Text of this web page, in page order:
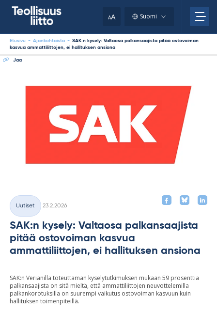
AA Suomi
Etusivu - Ajankohtaista - SAK:n kysely: Valtaosa palkansaajista pitää ostovoiman
kasvua ammattiliittojen, ei hallituksen ansiona
Jaa
Kategoriat
Uutiset
23.2.2026
SAK:n kysely: Valtaosa palkansaajista
pitää ostovoiman kasvua
ammattiliittojen, ei hallituksen ansiona
SAK:n Verianilla toteuttaman kyselytutkimuksen mukaan 59 prosenttia
palkansaajista on sitä mieltä, että ammattiliittojen neuvottelemilla
palkankorotuksilla on suurempi vaikutus ostovoiman kasvuun kuin
hallituksen toimenpiteillä.
clipboard.)